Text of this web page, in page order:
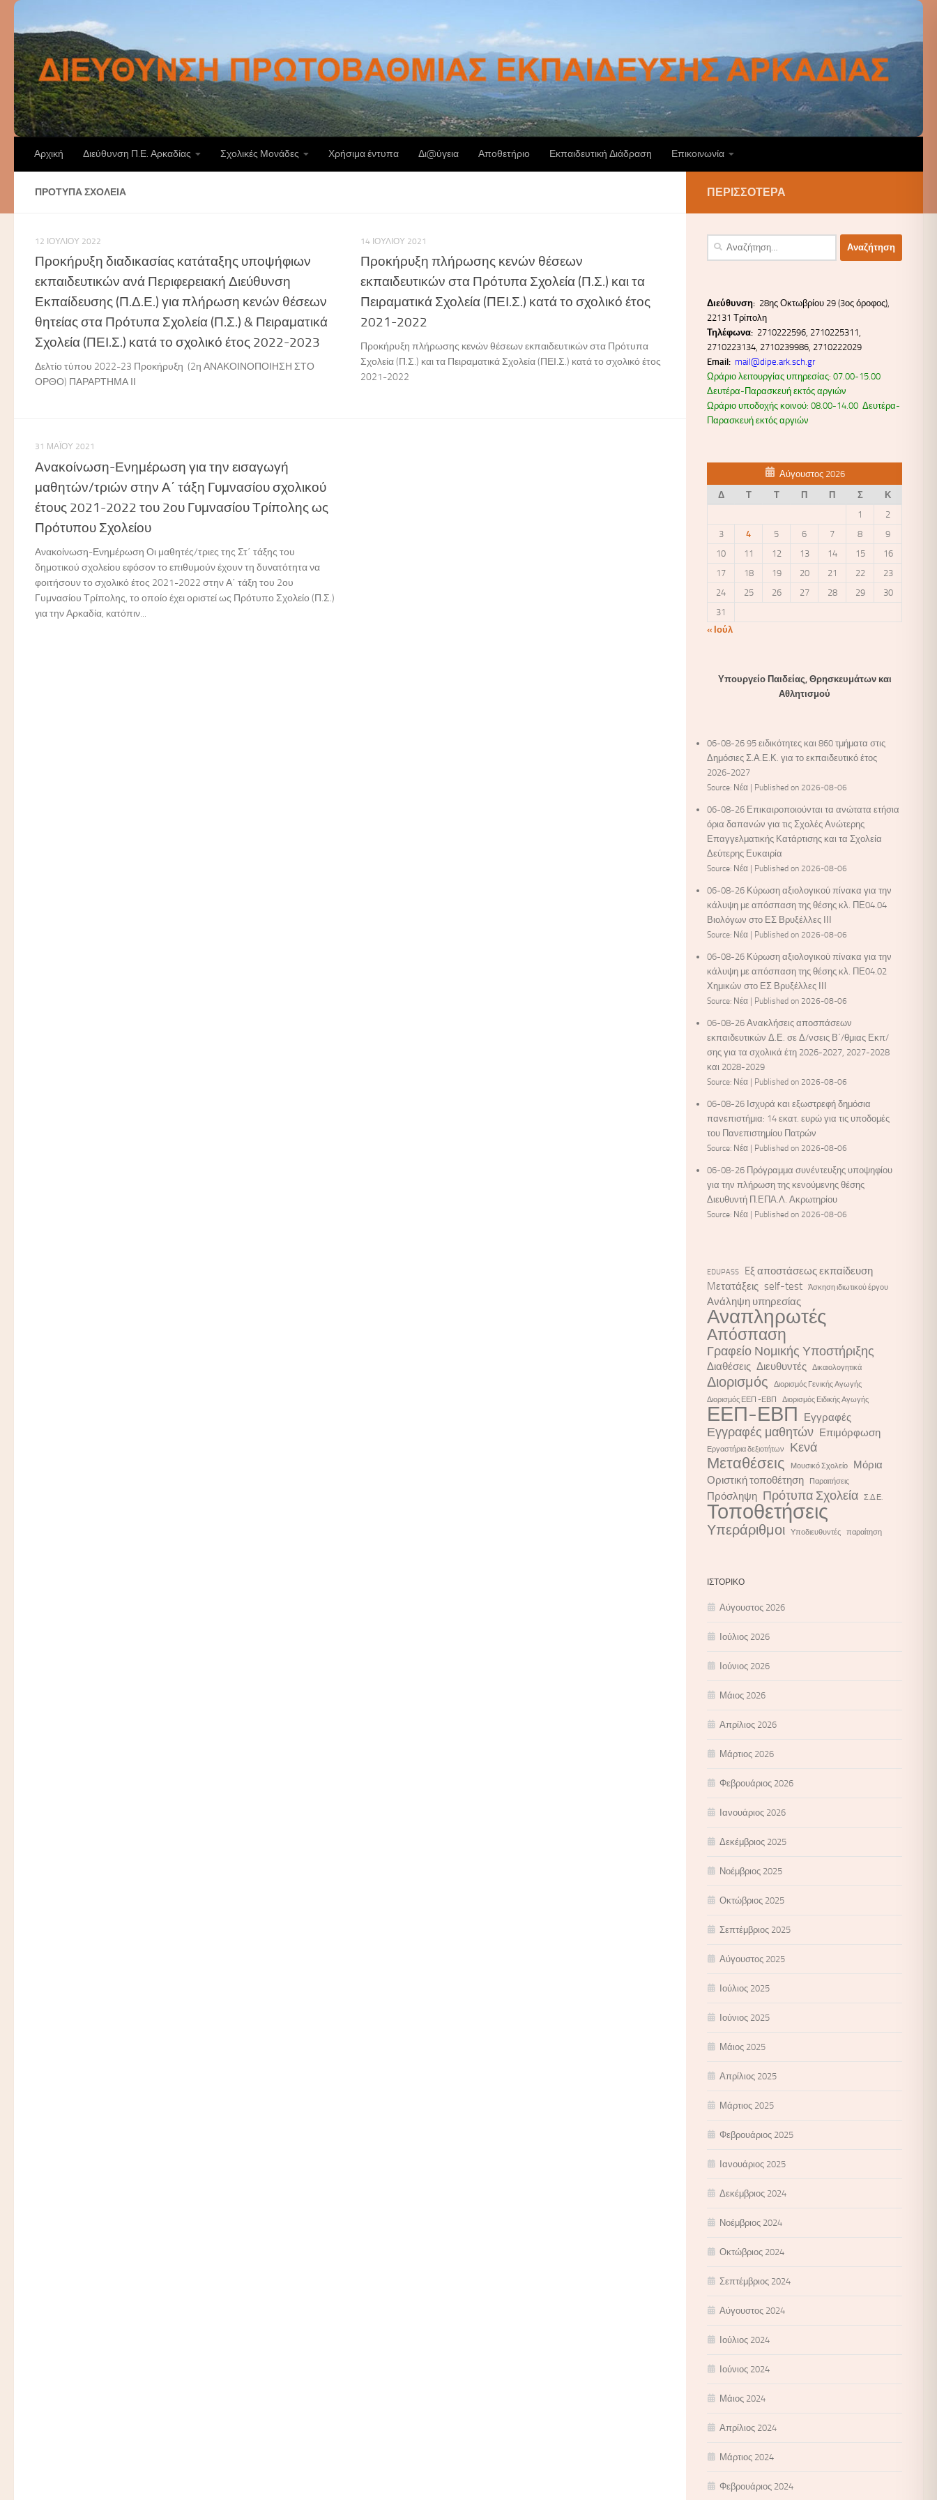
Αρχική Διεύθυνση Π.Ε. Αρκαδίας Σχολικές Μονάδες Χρήσιμα έντυπα Δι@ύγεια Αποθετήριο Εκπαιδευτική Διάδραση Επικοινωνία
ΠΡΌΤΥΠΑ ΣΧΟΛΕΊΑ
12 ΙΟΥΛΊΟΥ 2022
Προκήρυξη διαδικασίας κατάταξης υποψήφιων
εκπαιδευτικών ανά Περιφερειακή Διεύθυνση
Εκπαίδευσης (Π.Δ.Ε.) για πλήρωση κενών θέσεων
θητείας στα Πρότυπα Σχολεία (Π.Σ.) & Πειραματικά
Σχολεία (ΠΕΙ.Σ.) κατά το σχολικό έτος 2022-2023
Δελτίο τύπου 2022-23 Προκήρυξη (2η ΑΝΑΚΟΙΝΟΠΟΙΗΣΗ ΣΤΟ
ΟΡΘΟ) ΠΑΡΑΡΤΗΜΑ ΙΙ
14 ΙΟΥΛΊΟΥ 2021
Προκήρυξη πλήρωσης κενών θέσεων
εκπαιδευτικών στα Πρότυπα Σχολεία (Π.Σ.) και τα
Πειραματικά Σχολεία (ΠΕΙ.Σ.) κατά το σχολικό έτος
2021-2022
Προκήρυξη πλήρωσης κενών θέσεων εκπαιδευτικών στα Πρότυπα
Σχολεία (Π.Σ.) και τα Πειραματικά Σχολεία (ΠΕΙ.Σ.) κατά το σχολικό έτος
2021-2022
31 ΜΑΪ́ΟΥ 2021
Ανακοίνωση-Ενημέρωση για την εισαγωγή
μαθητών/τριών στην Α΄ τάξη Γυμνασίου σχολικού
έτους 2021-2022 του 2ου Γυμνασίου Τρίπολης ως
Πρότυπου Σχολείου
Ανακοίνωση-Ενημέρωση Οι μαθητές/τριες της Στ΄ τάξης του
δημοτικού σχολείου εφόσον το επιθυμούν έχουν τη δυνατότητα να
φοιτήσουν το σχολικό έτος 2021-2022 στην Α΄ τάξη του 2ου
Γυμνασίου Τρίπολης, το οποίο έχει οριστεί ως Πρότυπο Σχολείο (Π.Σ.)
για την Αρκαδία, κατόπιν...
ΠΕΡΙΣΣΌΤΕΡΑ
Αναζήτηση
Διεύθυνση: 28ης Οκτωβρίου 29 (3ος όροφος),
22131 Τρίπολη
Τηλέφωνα: 2710222596, 2710225311,
2710223134, 2710239986, 2710222029
Email: mail@dipe.ark.sch.gr
Ωράριο λειτουργίας υπηρεσίας: 07.00-15.00
Δευτέρα-Παρασκευή εκτός αργιών
Ωράριο υποδοχής κοινού: 08.00-14.00 Δευτέρα-
Παρασκευή εκτός αργιών
Αύγουστος 2026
Δ
Τ Τ Π Π Σ
Κ
1
2
3
4 5 6 7 8
9
10
11 12 13 14 15
16
17
18 19 20 21 22
23
24
25 26 27 28 29
30
31
« Ιούλ
Υπουργείο Παιδείας, Θρησκευμάτων και
Αθλητισμού
06-08-26 95 ειδικότητες και 860 τμήματα στις
Δημόσιες Σ.Α.Ε.Κ. για το εκπαιδευτικό έτος
2026-2027
Source: Νέα Published on 2026-08-06
06-08-26 Επικαιροποιούνται τα ανώτατα ετήσια
όρια δαπανών για τις Σχολές Ανώτερης
Επαγγελματικής Κατάρτισης και τα Σχολεία
Δεύτερης Ευκαιρία
Source: Νέα Published on 2026-08-06
06-08-26 Κύρωση αξιολογικού πίνακα για την
κάλυψη με απόσπαση της θέσης κλ. ΠΕ04.04
Βιολόγων στο ΕΣ Βρυξέλλες ΙΙΙ
Source: Νέα Published on 2026-08-06
06-08-26 Κύρωση αξιολογικού πίνακα για την
κάλυψη με απόσπαση της θέσης κλ. ΠΕ04.02
Χημικών στο ΕΣ Βρυξέλλες ΙΙΙ
Source: Νέα Published on 2026-08-06
06-08-26 Ανακλήσεις αποσπάσεων
εκπαιδευτικών Δ.Ε. σε Δ/νσεις Β΄/θμιας Εκπ/
σης για τα σχολικά έτη 2026-2027, 2027-2028
και 2028-2029
Source: Νέα Published on 2026-08-06
06-08-26 Ισχυρά και εξωστρεφή δημόσια
πανεπιστήμια: 14 εκατ. ευρώ για τις υποδομές
του Πανεπιστημίου Πατρών
Source: Νέα Published on 2026-08-06
06-08-26 Πρόγραμμα συνέντευξης υποψηφίου
για την πλήρωση της κενούμενης θέσης
Διευθυντή Π.ΕΠΑ.Λ. Ακρωτηρίου
Source: Νέα Published on 2026-08-06
EDUPASS
Eξ αποστάσεως εκπαίδευση
Mετατάξεις self-test Άσκηση ιδιωτικού έργου
Ανάληψη υπηρεσίας
Αναπληρωτές
Απόσπαση
Γραφείο Νομικής Υποστήριξης
Διαθέσεις Διευθυντές Δικαιολογητικά
Διορισμός
Διορισμός Γενικής Αγωγής
Διορισμός ΕΕΠ -ΕΒΠ
Διορισμός Ειδικής Αγωγής
ΕΕΠ-ΕΒΠ Εγγραφές
Εγγραφές μαθητών Επιμόρφωση
Εργαστήρια δεξιοτήτων Κενά
Μεταθέσεις Μουσικό Σχολείο
Μόρια
Οριστική τοποθέτηση
Παραιτήσεις
Πρόσληψη Πρότυπα Σχολεία Σ.Δ.Ε.
Τοποθετήσεις
Υπεράριθμοι Υποδιευθυντές παραίτηση
ΙΣΤΟΡΙΚΌ
Αύγουστος 2026
Ιούλιος 2026
Ιούνιος 2026
Μάιος 2026
Απρίλιος 2026
Μάρτιος 2026
Φεβρουάριος 2026
Ιανουάριος 2026
Δεκέμβριος 2025
Νοέμβριος 2025
Οκτώβριος 2025
Σεπτέμβριος 2025
Αύγουστος 2025
Ιούλιος 2025
Ιούνιος 2025
Μάιος 2025
Απρίλιος 2025
Μάρτιος 2025
Φεβρουάριος 2025
Ιανουάριος 2025
Δεκέμβριος 2024
Νοέμβριος 2024
Οκτώβριος 2024
Σεπτέμβριος 2024
Αύγουστος 2024
Ιούλιος 2024
Ιούνιος 2024
Μάιος 2024
Απρίλιος 2024
Μάρτιος 2024
Φεβρουάριος 2024